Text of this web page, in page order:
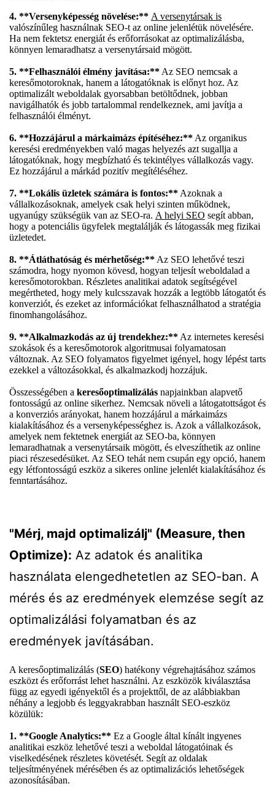
4. **Versenyképesség növelése:** A versenytársak is
valószínűleg használnak SEO-t az online jelenlétük növelésére.
Ha nem fektetsz energiát és erőforrásokat az optimalizálásba,
könnyen lemaradhatsz a versenytársaid mögött.
5. **Felhasználói élmény javítása:** Az SEO nemcsak a
keresőmotoroknak, hanem a látogatóknak is előnyt hoz. Az
optimalizált weboldalak gyorsabban betöltődnek, jobban
navigálhatók és jobb tartalommal rendelkeznek, ami javítja a
felhasználói élményt.
6. **Hozzájárul a márkaimázs építéséhez:** Az organikus
keresési eredményekben való magas helyezés azt sugallja a
látogatóknak, hogy megbízható és tekintélyes vállalkozás vagy.
Ez hozzájárul a márkád pozitív megítéléséhez.
7. **Lokális üzletek számára is fontos:** Azoknak a
vállalkozásoknak, amelyek csak helyi szinten működnek,
ugyanúgy szükségük van az SEO-ra. A helyi SEO segít abban,
hogy a potenciális ügyfelek megtalálják és látogassák meg fizikai
üzletedet.
8. **Átláthatóság és mérhetőség:** Az SEO lehetővé teszi
számodra, hogy nyomon kövesd, hogyan teljesít weboldalad a
keresőmotorokban. Részletes analitikai adatok segítségével
megértheted, hogy mely kulcsszavak hozzák a legtöbb látogatót és
konverziót, és ezeket az információkat felhasználhatod a stratégia
finomhangolásához.
9. **Alkalmazkodás az új trendekhez:** Az internetes keresési
szokások és a keresőmotorok algoritmusai folyamatosan
változnak. Az SEO folyamatos figyelmet igényel, hogy lépést tarts
ezekkel a változásokkal, és alkalmazkodj hozzájuk.
Összességében a keresőoptimalizálás napjainkban alapvető
fontosságú az online sikerhez. Nemcsak növeli a látogatottságot és
a konverziós arányokat, hanem hozzájárul a márkaimázs
kialakításához és a versenyképességhez is. Azok a vállalkozások,
amelyek nem fektetnek energiát az SEO-ba, könnyen
lemaradhatnak a versenytársaik mögött, és elveszíthetik az online
piaci részesedésüket. Az SEO tehát nem csupán egy opció, hanem
egy létfontosságú eszköz a sikeres online jelenlét kialakításához és
fenntartásához.
"Mérj, majd optimalizálj" (Measure, then
Optimize): Az adatok és analitika
használata elengedhetetlen az SEO-ban. A
mérés és az eredmények elemzése segít az
optimalizálási folyamatban és az
eredmények javításában.
A keresőoptimalizálás (SEO) hatékony végrehajtásához számos
eszközt és erőforrást lehet használni. Az eszközök kiválasztása
függ az egyedi igényektől és a projekttől, de az alábbiakban
néhány a legjobb és leggyakrabban használt SEO-eszköz
közülük:
1. **Google Analytics:** Ez a Google által kínált ingyenes
analitikai eszköz lehetővé teszi a weboldal látogatóinak és
viselkedésének részletes követését. Segít az oldalak
teljesítményének mérésében és az optimalizációs lehetőségek
azonosításában.